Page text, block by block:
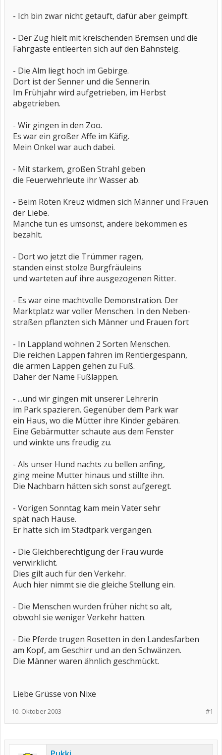
- Ich bin zwar nicht getauft, dafür aber geimpft.
- Der Zug hielt mit kreischenden Bremsen und die
Fahrgäste entleerten sich auf den Bahnsteig.
- Die Alm liegt hoch im Gebirge.
Dort ist der Senner und die Sennerin.
Im Frühjahr wird aufgetrieben, im Herbst
abgetrieben.
- Wir gingen in den Zoo.
Es war ein großer Affe im Käfig.
Mein Onkel war auch dabei.
- Mit starkem, großen Strahl geben
die Feuerwehrleute ihr Wasser ab.
- Beim Roten Kreuz widmen sich Männer und Frauen
der Liebe.
Manche tun es umsonst, andere bekommen es
bezahlt.
- Dort wo jetzt die Trümmer ragen,
standen einst stolze Burgfräuleins
und warteten auf ihre ausgezogenen Ritter.
- Es war eine machtvolle Demonstration. Der
Marktplatz war voller Menschen. In den Neben-
straßen pflanzten sich Männer und Frauen fort
- In Lappland wohnen 2 Sorten Menschen.
Die reichen Lappen fahren im Rentiergespann,
die armen Lappen gehen zu Fuß.
Daher der Name Fußlappen.
- ...und wir gingen mit unserer Lehrerin
im Park spazieren. Gegenüber dem Park war
ein Haus, wo die Mütter ihre Kinder gebären.
Eine Gebärmutter schaute aus dem Fenster
und winkte uns freudig zu.
- Als unser Hund nachts zu bellen anfing,
ging meine Mutter hinaus und stillte ihn.
Die Nachbarn hätten sich sonst aufgeregt.
- Vorigen Sonntag kam mein Vater sehr
spät nach Hause.
Er hatte sich im Stadtpark vergangen.
- Die Gleichberechtigung der Frau wurde
verwirklicht.
Dies gilt auch für den Verkehr.
Auch hier nimmt sie die gleiche Stellung ein.
- Die Menschen wurden früher nicht so alt,
obwohl sie weniger Verkehr hatten.
- Die Pferde trugen Rosetten in den Landesfarben
am Kopf, am Geschirr und an den Schwänzen.
Die Männer waren ähnlich geschmückt.
Liebe Grüsse von Nixe
#1
10. Oktober 2003